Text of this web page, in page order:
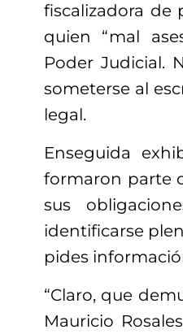
fiscalizadora de
quien “mal
Poder Judicial.
someterse al
legal.
Enseguida
formaron parte
sus
identificarse
pides
“Claro, que
Mauricio